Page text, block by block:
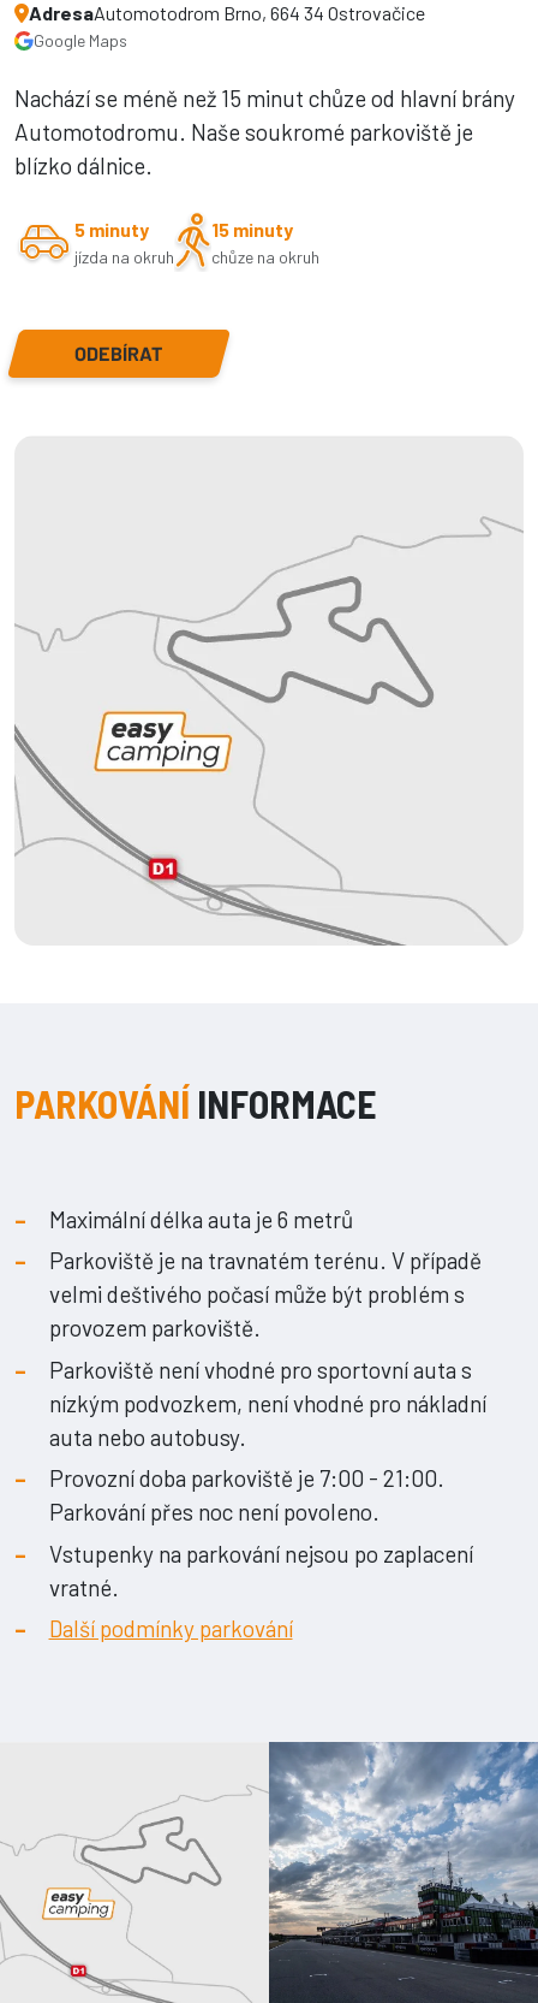
AdresaAutomotodrom Brno, 664 34 Ostrovačice
Google Maps
Nachází se méně než 15 minut chůze od hlavní brány
Automotodromu. Naše soukromé parkoviště je
blízko dálnice.
5 minuty
jízda na okruh
15 minuty
chůze na okruh
ODEBÍRAT
PARKOVÁNÍ INFORMACE
Maximální délka auta je 6 metrů
Parkoviště je na travnatém terénu. V případě
velmi deštivého počasí může být problém s
provozem parkoviště.
Parkoviště není vhodné pro sportovní auta s
nízkým podvozkem, není vhodné pro nákladní
auta nebo autobusy.
Provozní doba parkoviště je 7:00 - 21:00.
Parkování přes noc není povoleno.
Vstupenky na parkování nejsou po zaplacení
vratné.
Další podmínky parkování